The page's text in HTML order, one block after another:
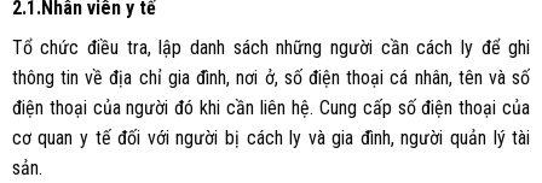
2.1.Nhân viên y tế
Tổ chức điều tra, lập danh sách những người cần cách ly để ghi
thông tin về địa chỉ gia đình, nơi ở, số điện thoại cá nhân, tên và số
điện thoại của người đó khi cần liên hệ. Cung cấp số điện thoại của
cơ quan y tế đối với người bị cách ly và gia đình, người quản lý tài
sản.